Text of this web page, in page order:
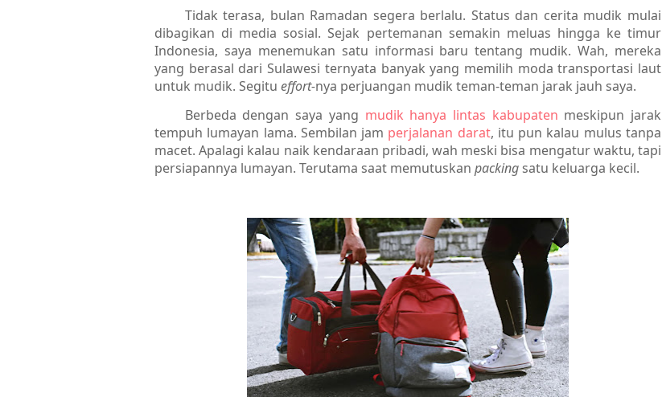
Tidak terasa, bulan Ramadan segera berlalu. Status dan cerita mudik mulai
dibagikan di media sosial. Sejak pertemanan semakin meluas hingga ke timur
Indonesia, saya menemukan satu informasi baru tentang mudik. Wah, mereka
yang berasal dari Sulawesi ternyata banyak yang memilih moda transportasi laut
untuk mudik. Segitu effort-nya perjuangan mudik teman-teman jarak jauh saya.
Berbeda dengan saya yang mudik hanya lintas kabupaten meskipun jarak
tempuh lumayan lama. Sembilan jam perjalanan darat, itu pun kalau mulus tanpa
macet. Apalagi kalau naik kendaraan pribadi, wah meski bisa mengatur waktu, tapi
persiapannya lumayan. Terutama saat memutuskan packing satu keluarga kecil.